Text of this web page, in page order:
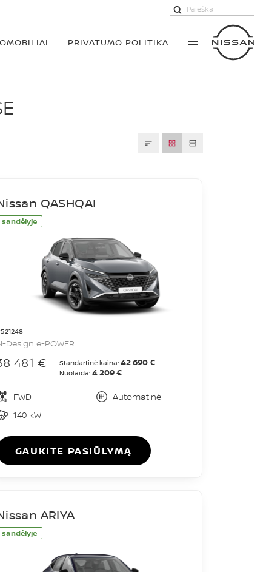
PRIVATUMO POLITIKA
sandėlyje
QASHQAI
Design e-POWER
481 € Standartinė kaina: 42 690 €
Nuolaida: 4 209 €
FWD
Automatinė
140 kW
GAUKITE PASIŪLYMĄ
sandėlyje
ARIYA